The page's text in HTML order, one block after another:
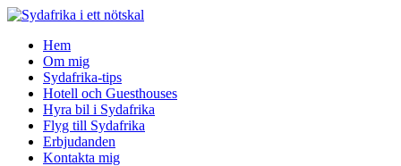
↓
Main
Content
Hem
Om mig
Sydafrika-tips
Hotell och Guesthouses
Hyra bil i Sydafrika
Flyg till Sydafrika
Erbjudanden
Kontakta mig